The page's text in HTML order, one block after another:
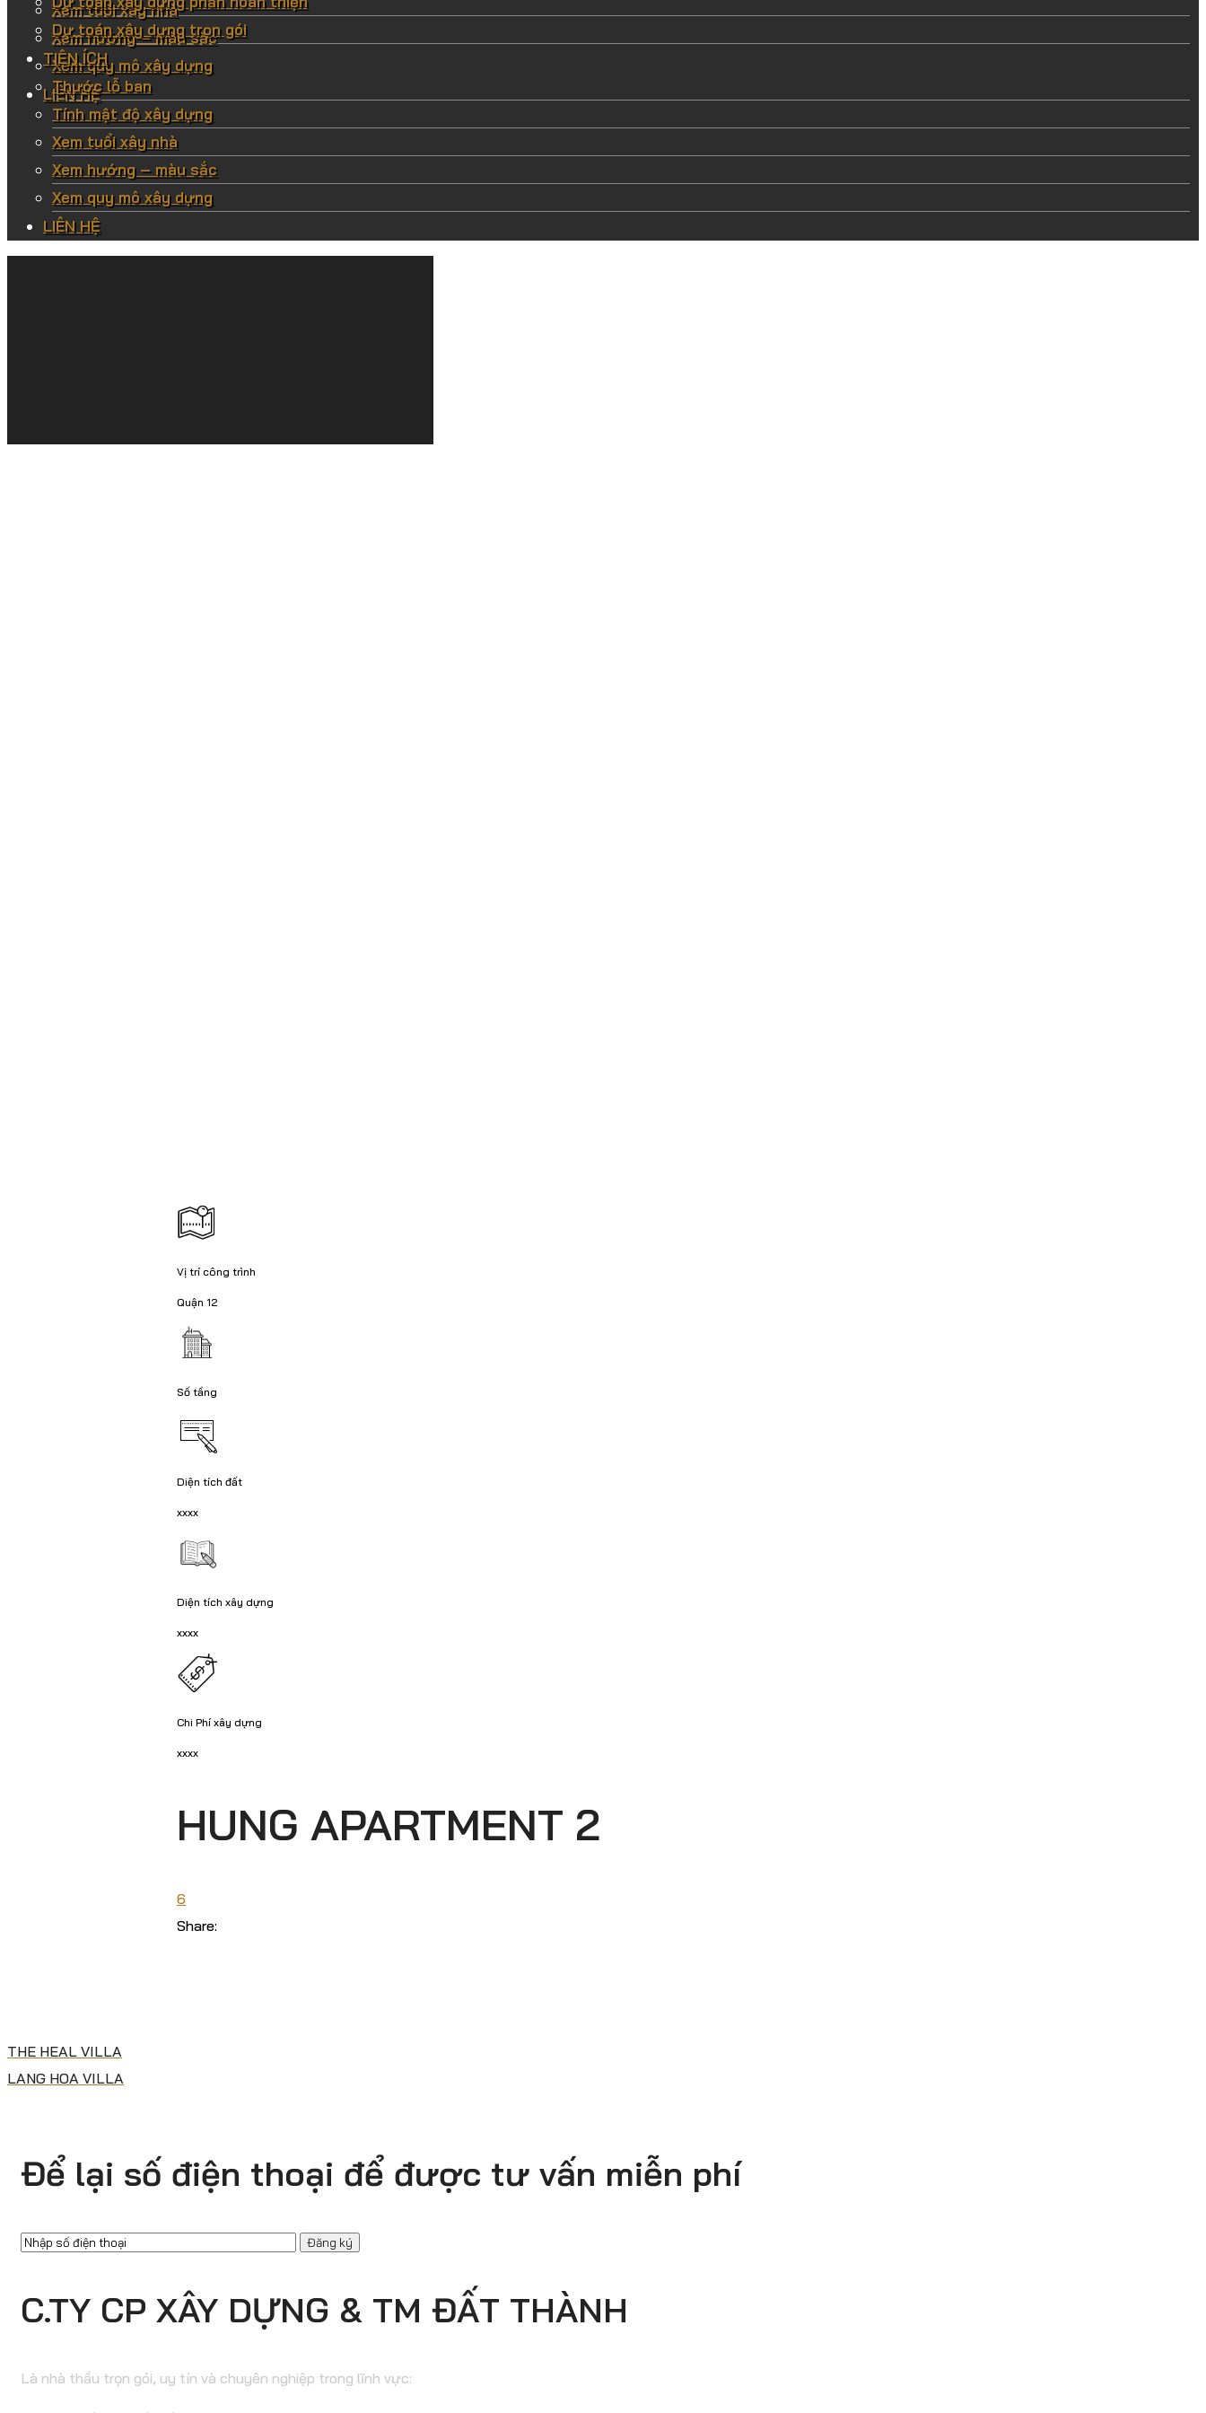
Xem tuổi xây nhà
Xem hướng – màu sắc
Xem quy mô xây dựng
LIÊN HỆ
Dự toán xây dựng trọn gói
TIỆN ÍCH
Thước lỗ ban
Tính mật độ xây dựng
Xem tuổi xây nhà
Xem hướng – màu sắc
Xem quy mô xây dựng
LIÊN HỆ
Vị trí công trình
Quận 12
Số tầng
Diện tích đất
xxxx
Diện tích xây dựng
xxxx
Chi Phí xây dựng
xxxx
HUNG APARTMENT 2
6
Share:
THE HEAL VILLA
LANG HOA VILLA
Để lại số điện thoại để được tư vấn miễn phí
Đăng
email
C.TY CP XÂY DỰNG & TM ĐẤT THÀNH
Là nhà thầu trọn gói, uy tín và chuyên nghiệp trong lĩnh vực: